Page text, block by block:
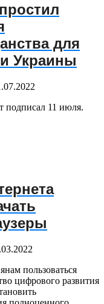
для
Украины
подписал 11 июля.
пользоваться
цифрового развития